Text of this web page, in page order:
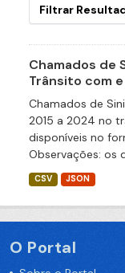
Filtrar
Chamados de
Trânsito com
Chamados de
2015 a 2024 no
disponíveis no
Observações: os
CSV JSON
O Portal